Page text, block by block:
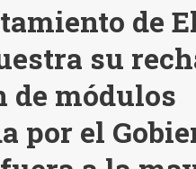
de
su
de módulos
por el